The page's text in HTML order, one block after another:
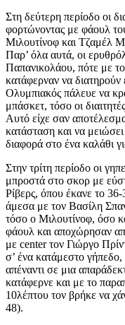
Στη δεύτερη περίοδο οι
φορτώνοντας με φάουλ
Μιλουτίνοφ και Τζαμέλ
Παρ’ όλα αυτά, οι
Παπανικολάου, πότε με
κατάφερναν να
Ολυμπιακός πάλευε να
μπάσκετ, τόσο οι
Αυτό είχε σαν
κατάσταση και να
διαφορά στο ένα καλάθι
Στην τρίτη περίοδο οι
μπροστά στο σκορ με
Ρίβερς, όπου έκανε το
άμεσα με τον Βασίλη
τόσο ο Μιλουτίνοφ, όσο
φάουλ και αποχώρησαν
με center τον Γιώργο
σ’ ένα κατάμεστο
απέναντι σε μια
κατάφερνε και με το
10λέπτου τον βρήκε να
48).